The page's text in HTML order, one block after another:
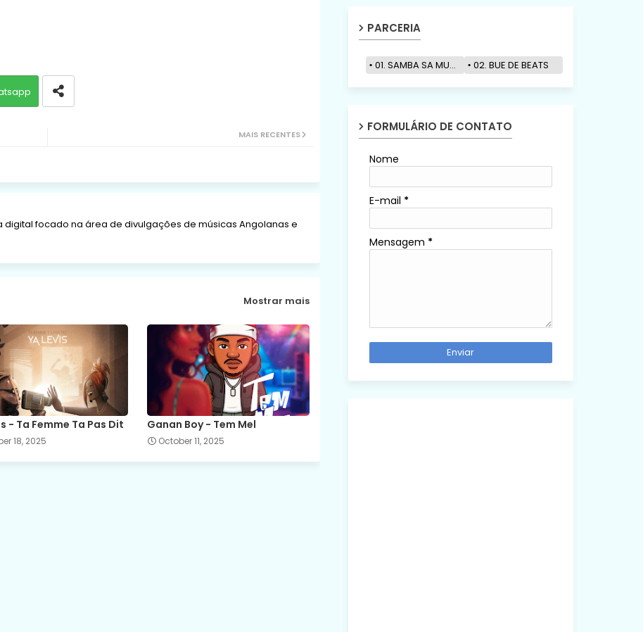
MAIS RECENTES
digital focado na área de divulgações de músicas Angolanas e
Mostrar mais
- Ta Femme Ta Pas Dit
18, 2025
Ganan Boy - Tem Mel
October 11, 2025
PARCERIA
01. SAMBA SA MUZIK 02. BUE DE BEATS
FORMULÁRIO DE CONTATO
Nome
E-mail *
Mensagem *